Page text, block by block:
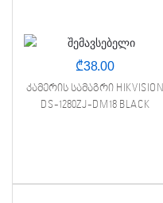
₾38.00
კამერის სამაგრი HIKVISION
DS-1280ZJ-DM18 BLACK